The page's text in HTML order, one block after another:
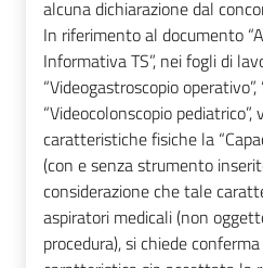
alcuna dichiarazione dal
In riferimento al documento
Informativa TS”, nei fogli di
“Videogastroscopio operativo”,
“Videocolonscopio
caratteristiche fisiche la
(con e senza strumento
considerazione che tale
aspiratori medicali (non
procedura), si chiede